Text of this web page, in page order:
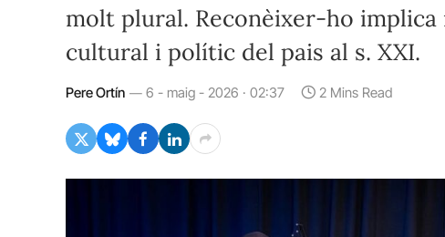
molt plural. Reconèixer-ho
cultural i polític del pais al s. XXI.
Pere Ortín 6 - maig - 2026 · 02:37 2 Mins Read